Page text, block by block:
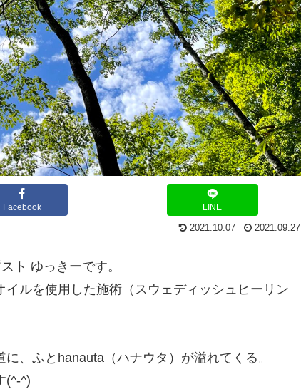
Facebook LINE
2021.10.07 2021.09.27
ト ゆっきーです。
ルを使用した施術（スウェディッシュヒーリン
、ふとhanauta（ハナウタ）が溢れてくる。
(^-^)